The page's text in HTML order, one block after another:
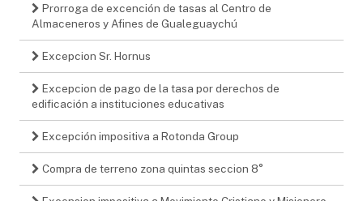
Prorroga de excención de tasas al Centro de
Almaceneros y Afines de Gualeguaychú
Excepcion Sr. Hornus
Excepcion de pago de la tasa por derechos de
edificación a instituciones educativas
Excepción impositiva a Rotonda Group
Compra de terreno zona quintas seccion 8°